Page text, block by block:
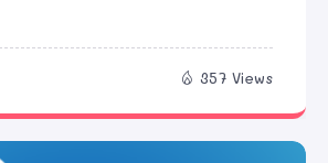
384 Views